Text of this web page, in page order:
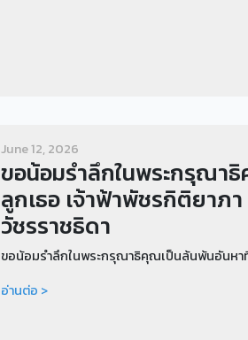
June 12, 2026
ขอน้อมรำลึกในพระกรุณา
ลูกเธอ เจ้าฟ้าพัชรกิติยาภ
วัชรราชธิดา
ขอน้อมรำลึกในพระกรุณาธิคุณเป็นล้นพ้นอันหา
อ่านต่อ >